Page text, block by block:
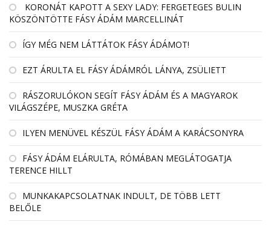
KORONÁT KAPOTT A SEXY LADY: FERGETEGES BULIN
KÖSZÖNTÖTTE FÁSY ÁDÁM MARCELLINÁT
ÍGY MÉG NEM LÁTTÁTOK FÁSY ÁDÁMOT!
EZT ÁRULTA EL FÁSY ÁDÁMRÓL LÁNYA, ZSÜLIETT
RÁSZORULÓKON SEGÍT FÁSY ÁDÁM ÉS A MAGYAROK
VILÁGSZÉPE, MUSZKA GRÉTA
ILYEN MENÜVEL KÉSZÜL FÁSY ÁDÁM A KARÁCSONYRA
FÁSY ÁDÁM ELÁRULTA, RÓMÁBAN MEGLÁTOGATJA
TERENCE HILLT
MUNKAKAPCSOLATNAK INDULT, DE TÖBB LETT
BELŐLE